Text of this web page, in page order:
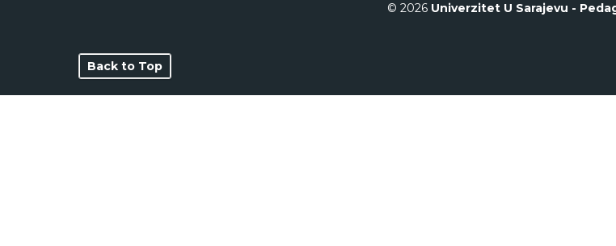
© 2026 Univerzitet U Sarajevu -
Back to Top